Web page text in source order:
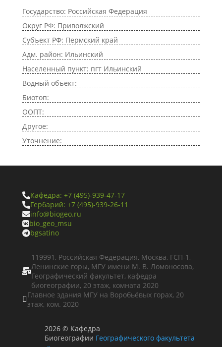
Государство: Российская Федерация
Округ РФ: Приволжский
Субъект РФ: Пермский край
Адм. район: Ильинский
Населенный пункт: пгт Ильинский
Водный объект:
Биотоп:
ООПТ:
Другое:
Уточнение:
Кафедра: +7 (495)-939-47-17
Гербарий: +7 (495)-939-26-11
info@biogeo.ru
bio_geo_msu
bgsatino

119991, Российская Федерация, Москва, ГСП-1,
Ленинские горы, МГУ имени М. В. Ломоносова,
Географический факультет, кафедра
биогеографии, 20 этаж, комната 2020
Главное здания МГУ на Воробьёвых горах, 20
этаж, ком. 2020
2026 © Кафедра
Биогеографии Географического факультета